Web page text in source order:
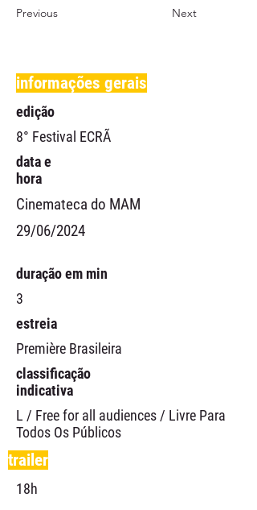
Previous Next
informações gerais
edição
8° Festival ECRÃ
data e
hora
Cinemateca do MAM
29/06/2024
duração em min
3
estreia
Première Brasileira
classificação
indicativa
L / Free for all audiences / Livre Para
Todos Os Públicos
trailer
18h